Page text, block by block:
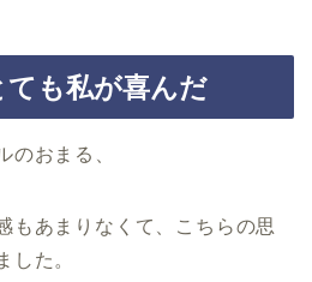
も私が喜んだ
のおまる、
もあまりなくて、こちらの思
した。